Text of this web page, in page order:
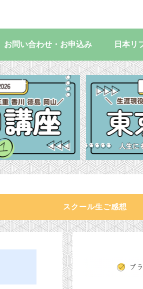
お問い合わせ・お申込み 日本リ
スクール生ご感想